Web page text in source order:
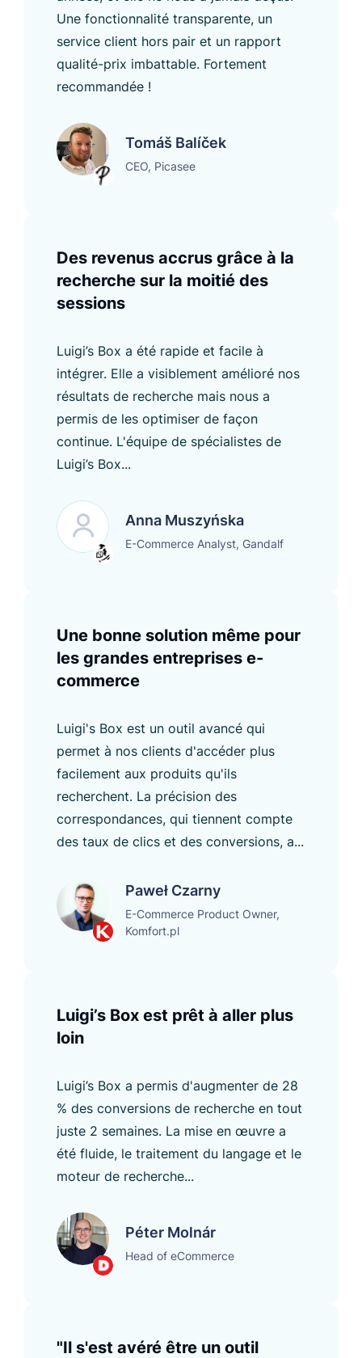
Une fonctionnalité transparente, un
service client hors pair et un rapport
qualité-prix imbattable. Fortement
recommandée !
Tomáš Balíček
CEO, Picasee
Des revenus accrus grâce à la
recherche sur la moitié des
sessions
Luigi’s Box a été rapide et facile à
intégrer. Elle a visiblement amélioré nos
résultats de recherche mais nous a
permis de les optimiser de façon
continue. L'équipe de spécialistes de
Luigi’s Box...
Anna Muszyńska
E-Commerce Analyst, Gandalf
Une bonne solution même pour
les grandes entreprises e-
commerce
Luigi's Box est un outil avancé qui
permet à nos clients d'accéder plus
facilement aux produits qu'ils
recherchent. La précision des
correspondances, qui tiennent compte
des taux de clics et des conversions, a...
Paweł Czarny
E-Commerce Product Owner,
Komfort.pl
Luigi’s Box est prêt à aller plus
loin
Luigi’s Box a permis d'augmenter de 28
% des conversions de recherche en tout
juste 2 semaines. La mise en œuvre a
été fluide, le traitement du langage et le
moteur de recherche...
Péter Molnár
Head of eCommerce
"Il s'est avéré être un outil